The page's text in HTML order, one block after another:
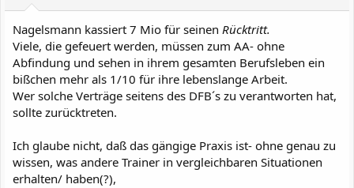
Nagelsmann kassiert 7 Mio für seinen Rücktritt.
Viele, die gefeuert werden, müssen zum AA- ohne
Abfindung und sehen in ihrem gesamten Berufsleben ein
bißchen mehr als 1/10 für ihre lebenslange Arbeit.
Wer solche Verträge seitens des DFB´s zu verantworten hat,
sollte zurücktreten.
Ich glaube nicht, daß das gängige Praxis ist- ohne genau zu
wissen, was andere Trainer in vergleichbaren Situationen
erhalten/ haben(?),